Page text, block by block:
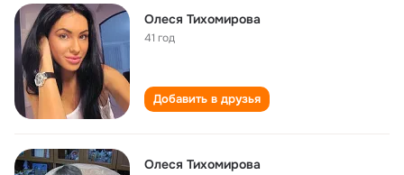
Олеся Тихомирова
41 год
Добавить в друзья
Олеся Тихомирова